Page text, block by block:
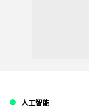
人工智能